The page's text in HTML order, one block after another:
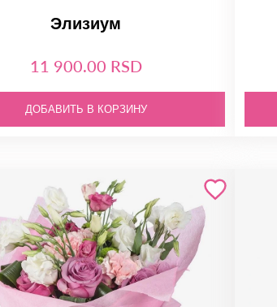
Элизиум
11 900.00 RSD
ДОБАВИТЬ В КОРЗИНУ